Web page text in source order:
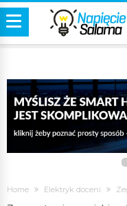
Home Elektryk doceni